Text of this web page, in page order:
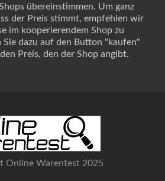
übereinstimmen. Um ganz
der Preis stimmt, empfehlen wir
im kooperierendem Shop zu
Sie dazu auf den Button "kaufen"
Preis, den der Shop angibt.
Online Warentest 2025